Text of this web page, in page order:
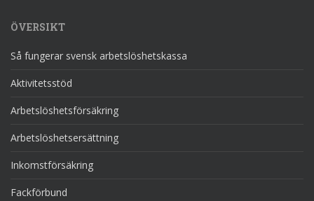
ÖVERSIKT
Så fungerar svensk arbetslöshetskassa
Aktivitetsstöd
Arbetslöshetsförsäkring
Arbetslöshetsersättning
Inkomstförsäkring
Fackförbund